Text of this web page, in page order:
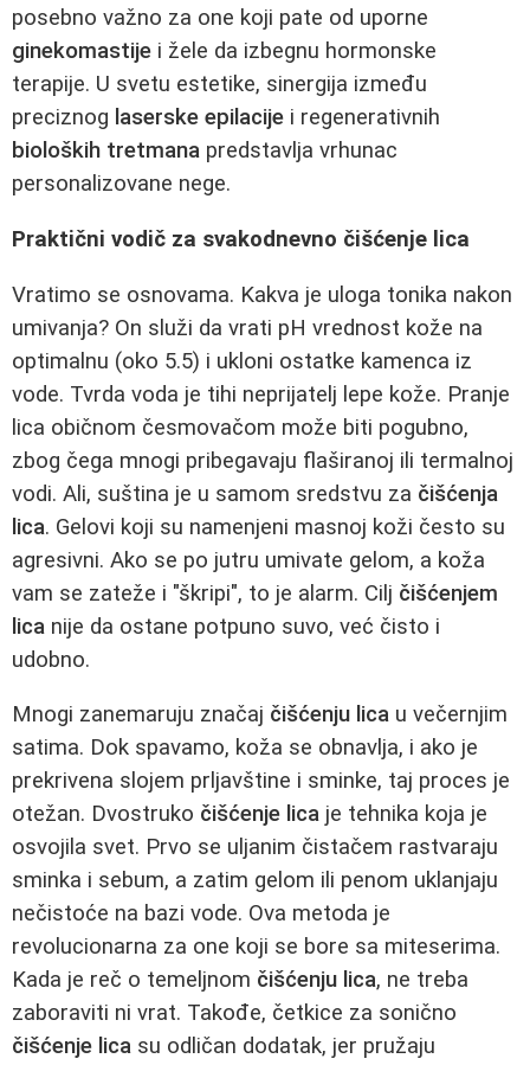
posebno važno za one koji pate od uporne
ginekomastije i žele da izbegnu hormonske
terapije. U svetu estetike, sinergija između
preciznog laserske epilacije i regenerativnih
bioloških tretmana predstavlja vrhunac
personalizovane nege.
Praktični vodič za svakodnevno čišćenje lica
Vratimo se osnovama. Kakva je uloga tonika nakon
umivanja? On služi da vrati pH vrednost kože na
optimalnu (oko 5.5) i ukloni ostatke kamenca iz
vode. Tvrda voda je tihi neprijatelj lepe kože. Pranje
lica običnom česmovačom može biti pogubno,
zbog čega mnogi pribegavaju flaširanoj ili termalnoj
vodi. Ali, suština je u samom sredstvu za čišćenja
lica. Gelovi koji su namenjeni masnoj koži često su
agresivni. Ako se po jutru umivate gelom, a koža
vam se zateže i "škripi", to je alarm. Cilj čišćenjem
lica nije da ostane potpuno suvo, već čisto i
udobno.
Mnogi zanemaruju značaj čišćenju lica u večernjim
satima. Dok spavamo, koža se obnavlja, i ako je
prekrivena slojem prljavštine i sminke, taj proces je
otežan. Dvostruko čišćenje lica je tehnika koja je
osvojila svet. Prvo se uljanim čistačem rastvaraju
sminka i sebum, a zatim gelom ili penom uklanjaju
nečistoće na bazi vode. Ova metoda je
revolucionarna za one koji se bore sa miteserima.
Kada je reč o temeljnom čišćenju lica, ne treba
zaboraviti ni vrat. Takođe, četkice za sonično
čišćenje lica su odličan dodatak, jer pružaju